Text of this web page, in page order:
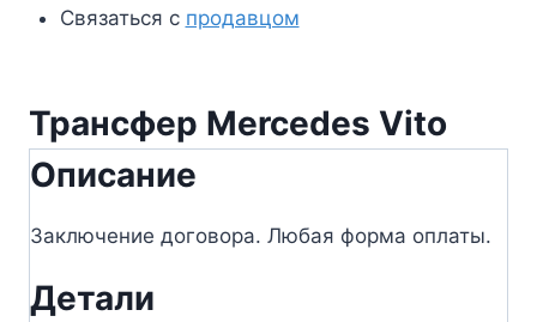
Связаться с продавцом
Трансфер Mercedes Vito
Описание
Заключение договора. Любая форма оплаты.
Детали